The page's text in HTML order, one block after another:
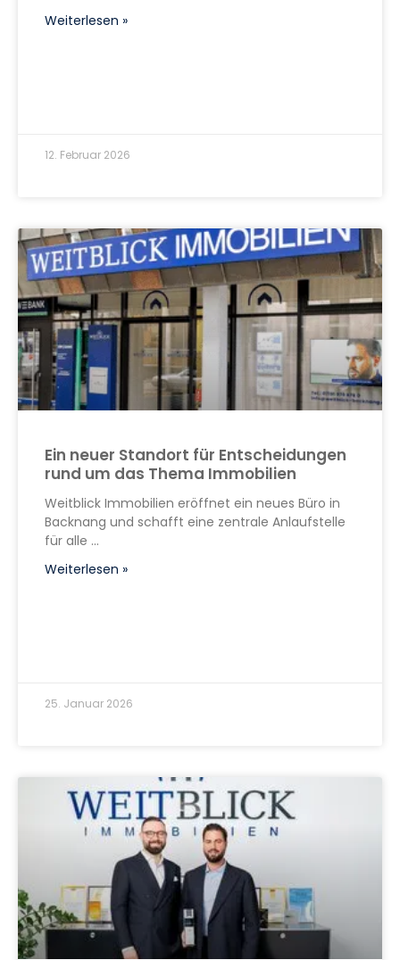
Weiterlesen »
12. Februar 2026
Ein neuer Standort für Entscheidungen
rund um das Thema Immobilien
Weitblick Immobilien eröffnet ein neues Büro in
Backnang und schafft eine zentrale Anlaufstelle
für alle
Weiterlesen »
25. Januar 2026